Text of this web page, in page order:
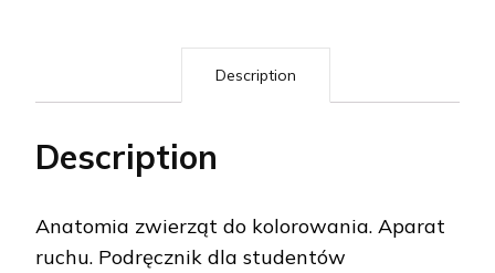
Description
Description
Anatomia zwierząt do kolorowania. Aparat
ruchu. Podręcznik dla studentów